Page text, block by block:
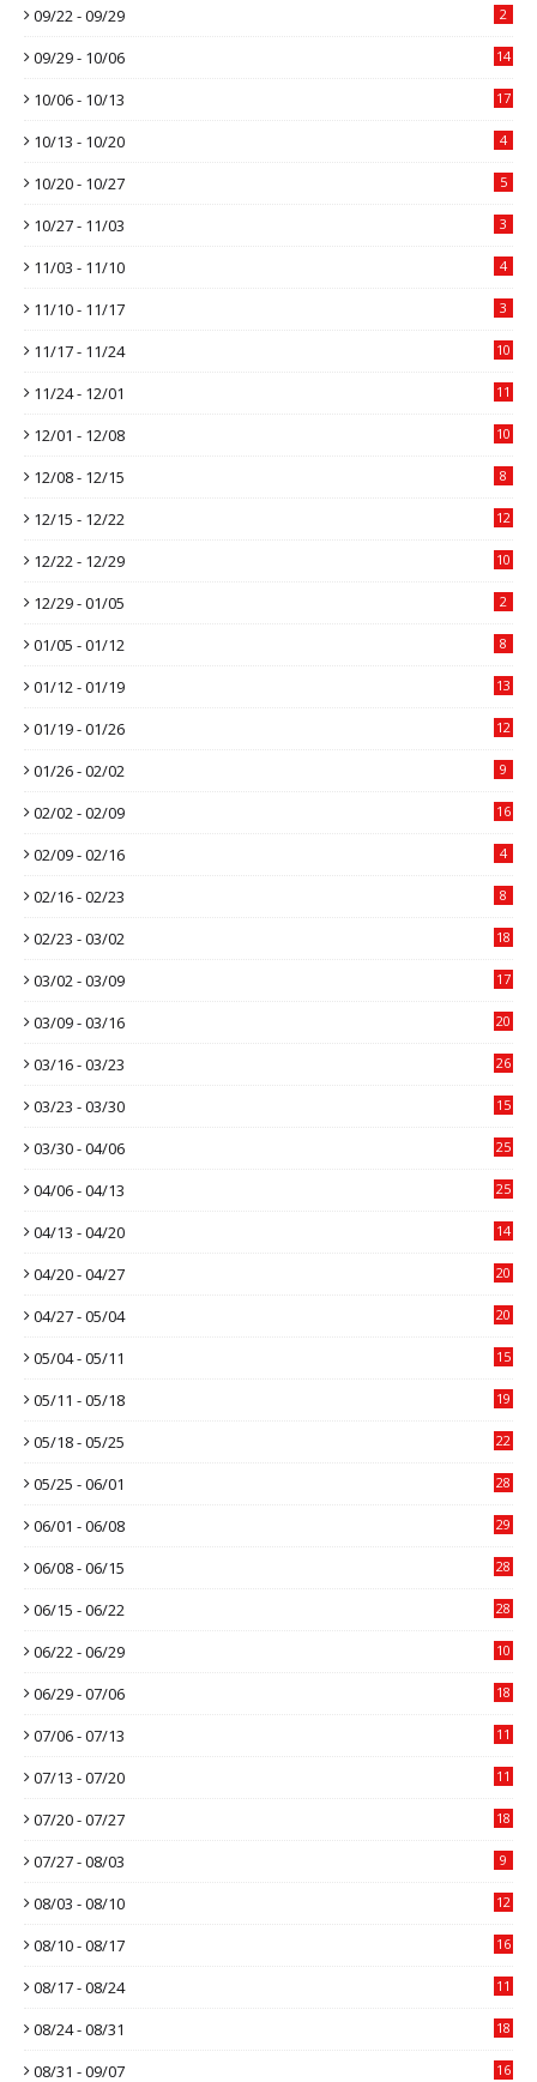
09/22 - 09/29 2
09/29 - 10/06 14
10/06 - 10/13 17
10/13 - 10/20 4
10/20 - 10/27 5
10/27 - 11/03 3
11/03 - 11/10 4
11/10 - 11/17 3
11/17 - 11/24 10
11/24 - 12/01 11
12/01 - 12/08 10
12/08 - 12/15 8
12/15 - 12/22 12
12/22 - 12/29 10
12/29 - 01/05 2
01/05 - 01/12 8
01/12 - 01/19 13
01/19 - 01/26 12
01/26 - 02/02 9
02/02 - 02/09 16
02/09 - 02/16 4
02/16 - 02/23 8
02/23 - 03/02 18
03/02 - 03/09 17
03/09 - 03/16 20
03/16 - 03/23 26
03/23 - 03/30 15
03/30 - 04/06 25
04/06 - 04/13 25
04/13 - 04/20 14
04/20 - 04/27 20
04/27 - 05/04 20
05/04 - 05/11 15
05/11 - 05/18 19
05/18 - 05/25 22
05/25 - 06/01 28
06/01 - 06/08 29
06/08 - 06/15 28
06/15 - 06/22 28
06/22 - 06/29 10
06/29 - 07/06 18
07/06 - 07/13 11
07/13 - 07/20 11
07/20 - 07/27 18
07/27 - 08/03 9
08/03 - 08/10 12
08/10 - 08/17 16
08/17 - 08/24 11
08/24 - 08/31 18
08/31 - 09/07 16